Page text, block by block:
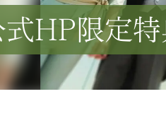
式HP限定特